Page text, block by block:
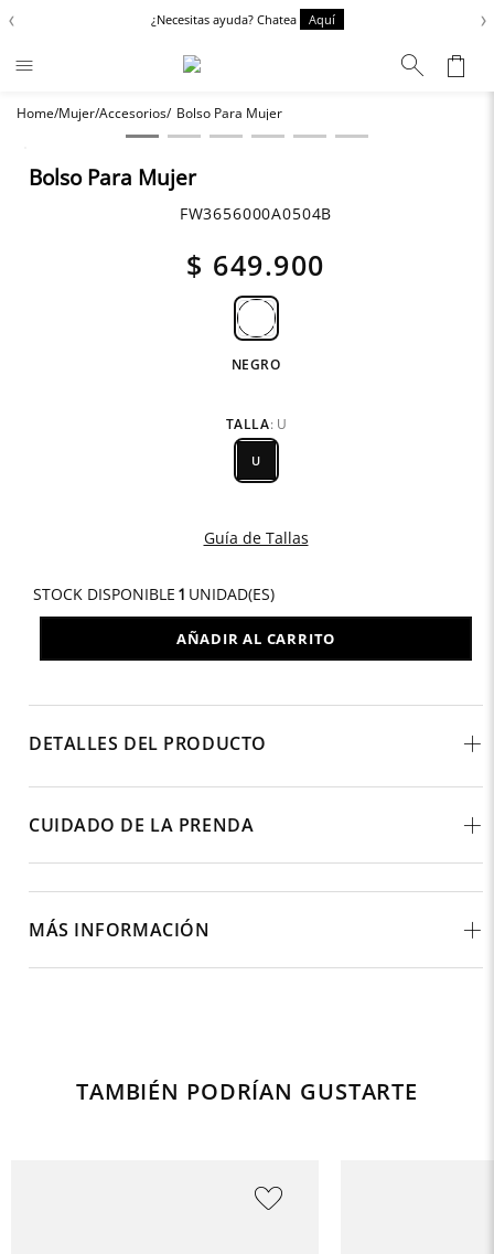
‹ ¿Necesitas ayuda? Chatea Aquí ›
Mujer Accesorios Bolso Para Mujer
Bolso Para Mujer
FW3656000A0504B
$ 649.900
NEGRO
TALLA: U
U
Guía de Tallas
STOCK DISPONIBLE 1 UNIDAD(ES)
AÑADIR AL CARRITO
DETALLES DEL PRODUCTO
CUIDADO DE LA PRENDA
MÁS INFORMACIÓN
TAMBIÉN PODRÍAN GUSTARTE
Términos más buscados